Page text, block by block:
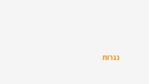
נגרות